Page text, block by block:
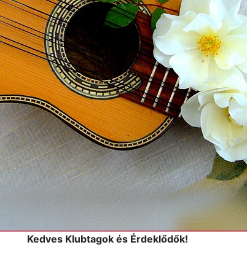
Kedves Klubtagok és Érdeklődők!